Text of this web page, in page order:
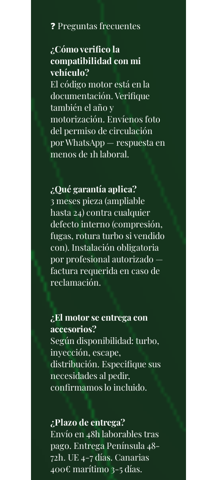
❓ Preguntas frecuentes
¿Cómo verifico la
compatibilidad con mi
vehículo?
El código motor está en la
documentación. Verifique
también el año y
motorización. Envíenos foto
del permiso de circulación
por WhatsApp — respuesta en
menos de 1h laboral.
¿Qué garantía aplica?
3 meses pieza (ampliable
hasta 24) contra cualquier
defecto interno (compresión,
fugas, rotura turbo si vendido
con). Instalación obligatoria
por profesional autorizado —
factura requerida en caso de
reclamación.
¿El motor se entrega con
accesorios?
Según disponibilidad: turbo,
inyección, escape,
distribución. Especifique sus
necesidades al pedir,
confirmamos lo incluido.
¿Plazo de entrega?
Envío en 48h laborables tras
pago. Entrega Península 48-
72h. UE 4-7 días. Canarias
400€ marítimo 3-5 días.